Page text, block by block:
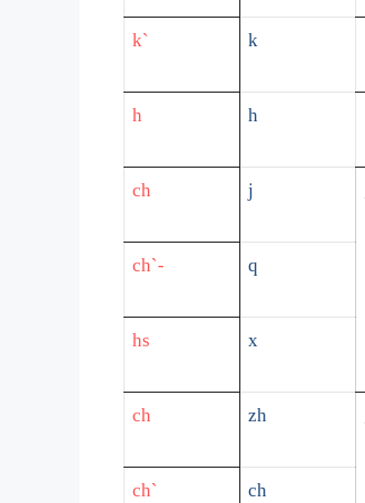
k` k
h h
ch j
ch`- q
hs x
ch zh
ch` ch